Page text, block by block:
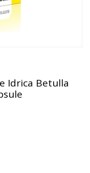
Idrica Betulla